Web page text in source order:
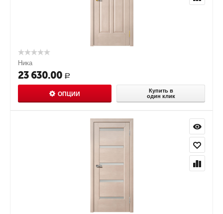
Ника
23 630.00 Р
ОПЦИИ
Купить в
один клик